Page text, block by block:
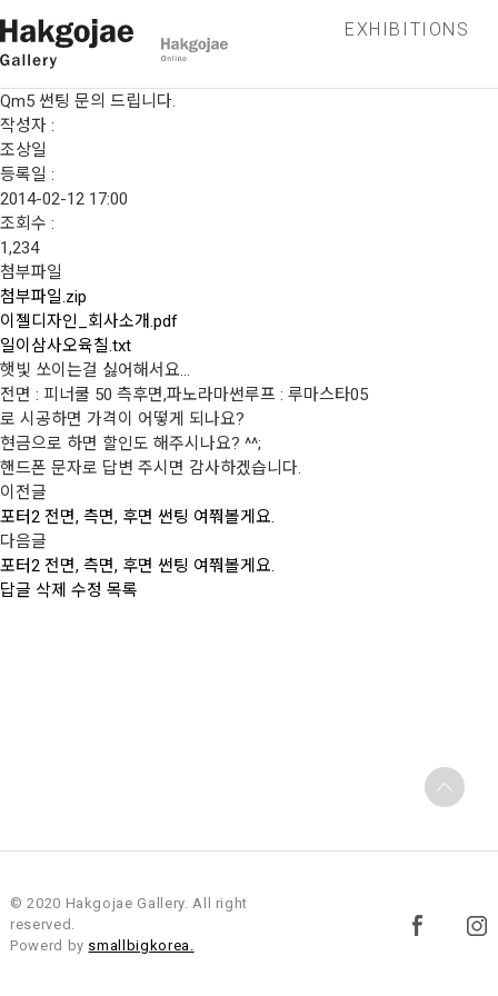
EXHIBITIONS
Qm5 썬팅 문의 드립니다.
작성자 :
조상일
등록일 :
2014-02-12 17:00
조회수 :
1,234
첨부파일
첨부파일.zip
이젤디자인_회사소개.pdf
일이삼사오육칠.txt
햇빛 쏘이는걸 싫어해서요...
전면 : 피너쿨 50 측후면,파노라마썬루프 : 루마스타05
로 시공하면 가격이 어떻게 되나요?
현금으로 하면 할인도 해주시나요? ^^;
핸드폰 문자로 답변 주시면 감사하겠습니다.
이전글
포터2 전면, 측면, 후면 썬팅 여쭤볼게요.
다음글
포터2 전면, 측면, 후면 썬팅 여쭤볼게요.
답글 삭제 수정 목록
© 2020 Hakgojae Gallery. All right
reserved.
Powerd by smallbigkorea.